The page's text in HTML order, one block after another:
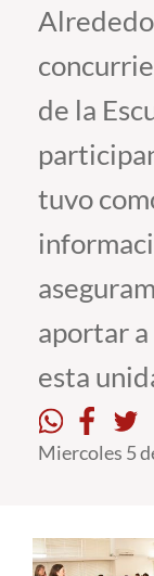
Vinculación
Admisión
Estudiantes
Académicos
Funcionarios
Alumni
de la
tuvo
aportar
esta
Miercoles 5